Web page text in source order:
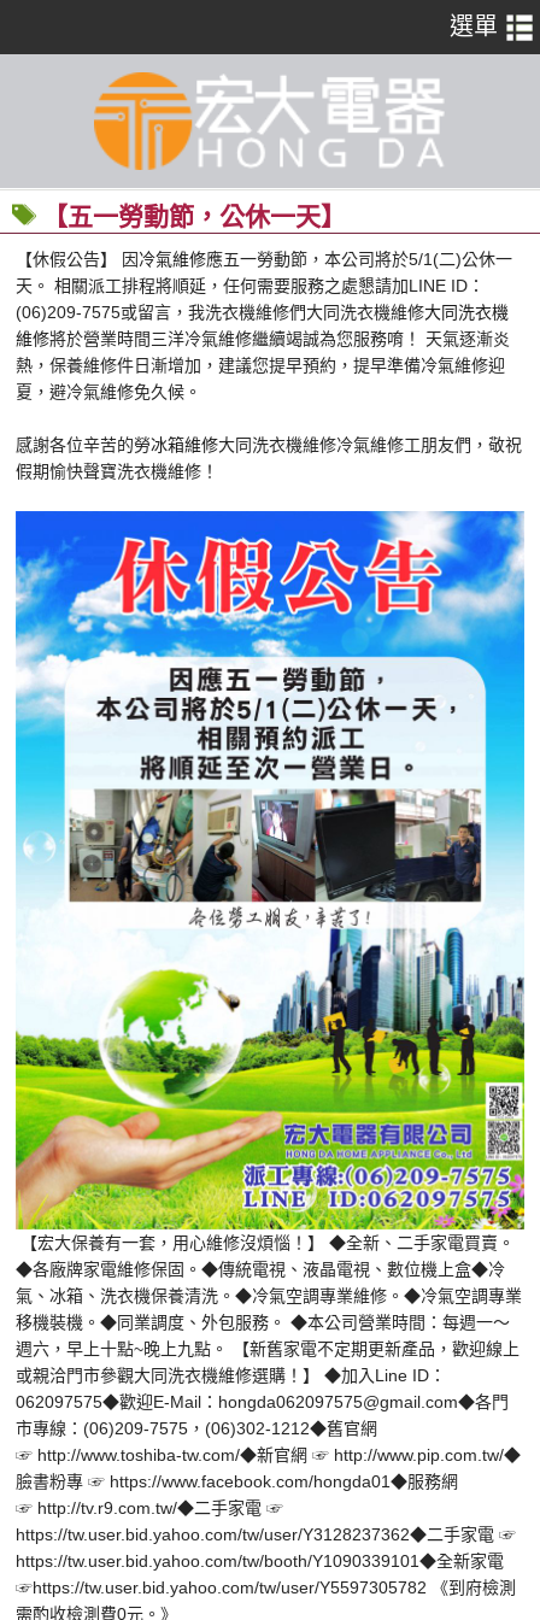
【五一勞動節，公休一天】
【休假公告】 因冷氣維修應五一勞動節，本公司將於5/1(二)公休一
天。 相關派工排程將順延，任何需要服務之處懇請加LINE ID：
(06)209-7575或留言，我洗衣機維修們大同洗衣機維修大同洗衣機
維修將於營業時間三洋冷氣維修繼續竭誠為您服務唷！ 天氣逐漸炎
熱，保養維修件日漸增加，建議您提早預約，提早準備冷氣維修迎
夏，避冷氣維修免久候。
​感謝各位辛苦的勞冰箱維修大同洗衣機維修冷氣維修工朋友們，敬祝
假期愉快聲寶洗衣機維修！
【宏大保養有一套，用心維修沒煩惱！】 ◆全新、二手家電買賣。
◆各廠牌家電維修保固。◆傳統電視、液晶電視、數位機上盒◆冷
氣、冰箱、洗衣機保養清洗。◆冷氣空調專業維修。◆冷氣空調專業
移機裝機。◆同業調度、外包服務。 ◆本公司營業時間：每週一～
週六，早上十點~晚上九點。 【新舊家電不定期更新產品，歡迎線上
或親洽門市參觀大同洗衣機維修選購！】 ◆加入Line ID：
062097575◆歡迎E-Mail：hongda062097575@gmail.com◆各門
市專線：(06)209-7575，(06)302-1212◆舊官網
☞ http://www.toshiba-tw.com/◆新官網 ☞ http://www.pip.com.tw/◆
臉書粉專 ☞ https://www.facebook.com/hongda01◆服務網
☞ http://tv.r9.com.tw/◆二手家電 ☞
https://tw.user.bid.yahoo.com/tw/user/Y3128237362◆二手家電 ☞
https://tw.user.bid.yahoo.com/tw/booth/Y1090339101◆全新家電
☞https://tw.user.bid.yahoo.com/tw/user/Y5597305782 《到府檢測
需酌收檢測費0元。》